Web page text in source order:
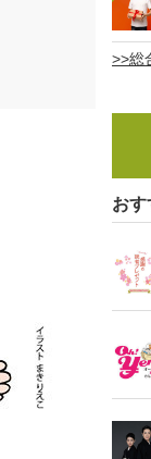
>>総
おす